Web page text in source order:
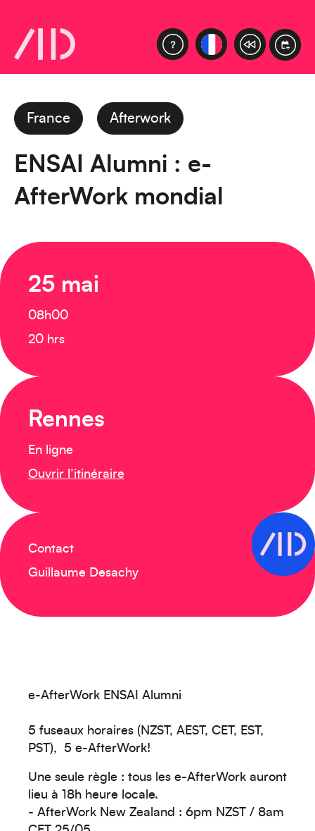
France Afterwork
ENSAI Alumni : e-
AfterWork mondial
25 mai
08h00
20 hrs
Rennes
En ligne
Ouvrir l’itinéraire
Contact
Guillaume Desachy
e-AfterWork ENSAI Alumni
5 fuseaux horaires (NZST, AEST, CET, EST,
PST), 5 e-AfterWork!
Une seule règle : tous les e-AfterWork auront
lieu à 18h heure locale.
- AfterWork New Zealand : 6pm NZST / 8am